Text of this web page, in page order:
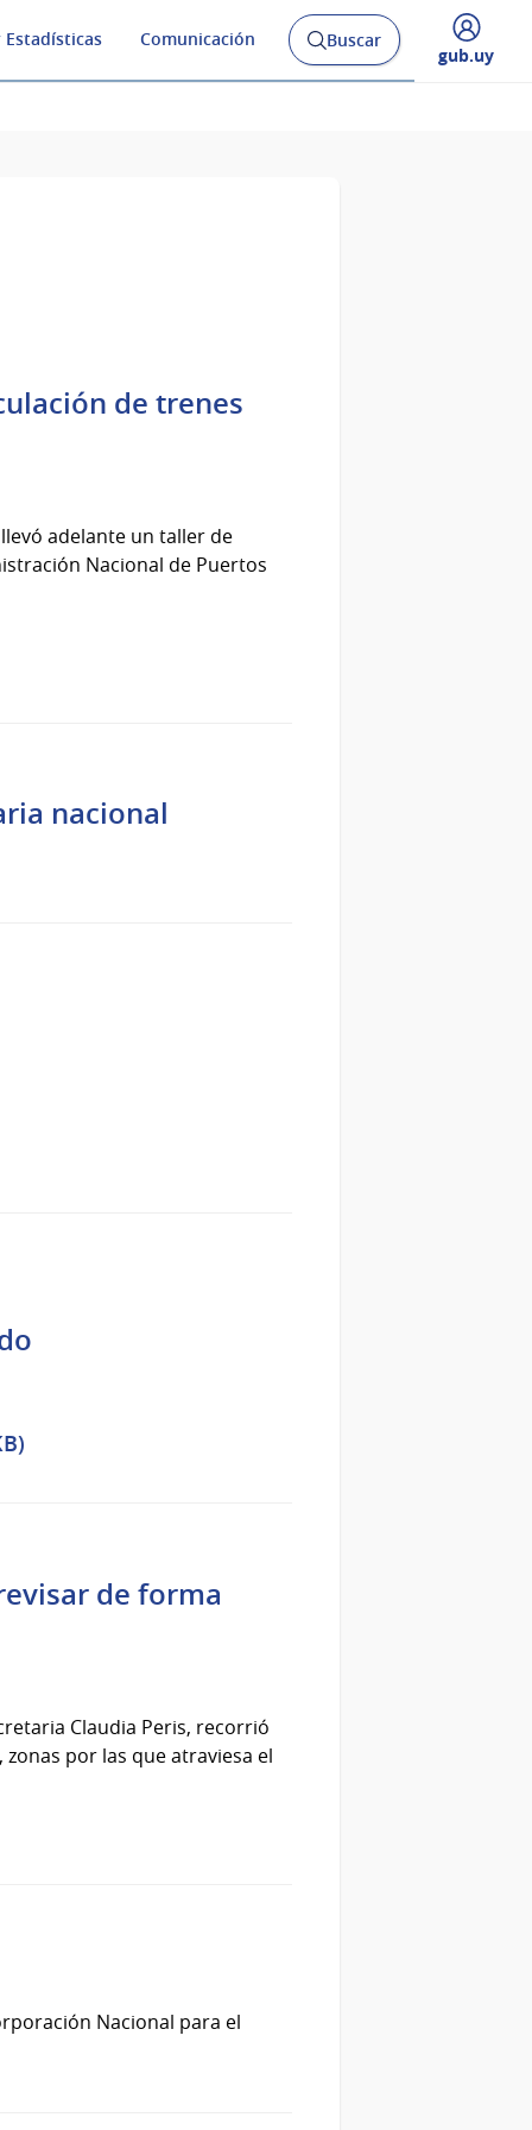
Estadísticas Comunicación
Abrir
buscador
Buscar
Desplegar
gub.uy
de trenes
adelante un taller de
Nacional de Puertos
nacional
de forma
Claudia Peris, recorrió
por las que atraviesa el
Nacional para el